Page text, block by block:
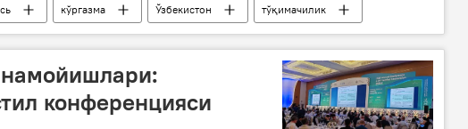
кўргазма Ўзбекистон тўқимачилик
конференцияси